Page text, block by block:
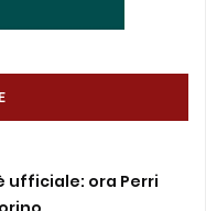
ufficiale: ora Perri